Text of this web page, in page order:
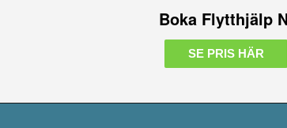
Boka Flytthjälp
SE PRIS HÄR